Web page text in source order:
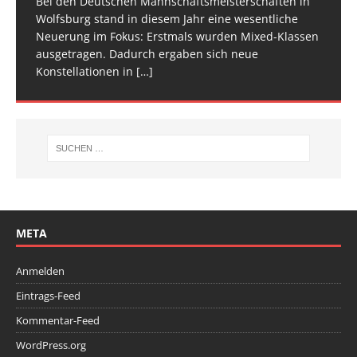
Wolfsburg stand in diesem Jahr eine wesentliche
Neuerung im Fokus: Erstmals wurden Mixed-Klassen
ausgetragen. Dadurch ergaben sich neue
Konstellationen in […]
[…]
[…]
Spitze im Trampolinturnen in Biberach an der Riß
(Baden-Württemberg) zu einem hochkarätigen
Wettkampfwochenende: Am Samstag standen die
Deutschen[…]
META
Anmelden
Eintrags-Feed
Kommentar-Feed
WordPress.org